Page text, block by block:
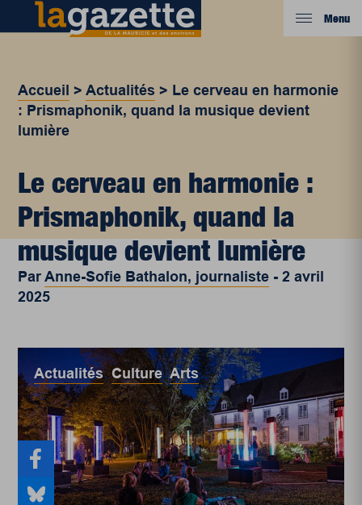
Menu
Accueil >Actualités > Le cerveau en harmonie
: Prismaphonik, quand la musique devient
lumière
Le cerveau en harmonie :
Prismaphonik, quand la
musique devient lumière
ParAnne-Sofie Bathalon, journaliste -2 avril
2025
Actualités,Culture,Arts